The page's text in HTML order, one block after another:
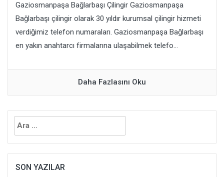
Gaziosmanpaşa Bağlarbaşı Çilingir Gaziosmanpaşa
Bağlarbaşı çilingir olarak 30 yıldır kurumsal çilingir hizmeti
verdiğimiz telefon numaraları. Gaziosmanpaşa Bağlarbaşı
en yakın anahtarcı firmalarına ulaşabilmek telefo...
Daha Fazlasını Oku
Arama:
SON YAZILAR